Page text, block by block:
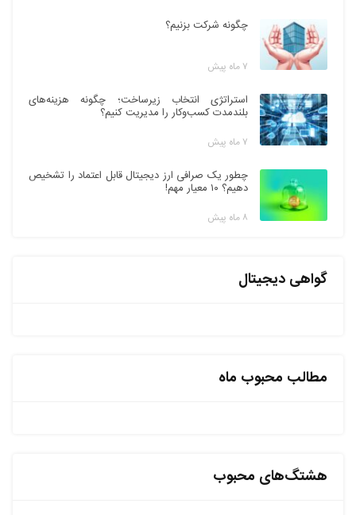
چگونه شرکت بزنیم؟
۷ ماه پیش
استراتژی انتخاب زیرساخت؛ چگونه هزینه‌های
بلندمدت کسب‌وکار را مدیریت کنیم؟
۷ ماه پیش
چطور یک صرافی ارز دیجیتال قابل اعتماد را تشخیص
دهیم؟ ۱۰ معیار مهم!
۸ ماه پیش
گواهی دیجیتال
مطالب محبوب ماه
هشتگ‌های محبوب